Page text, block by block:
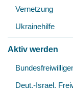
Vernetzung
Ukrainehilfe
Aktiv werden
Deut.-Israel.